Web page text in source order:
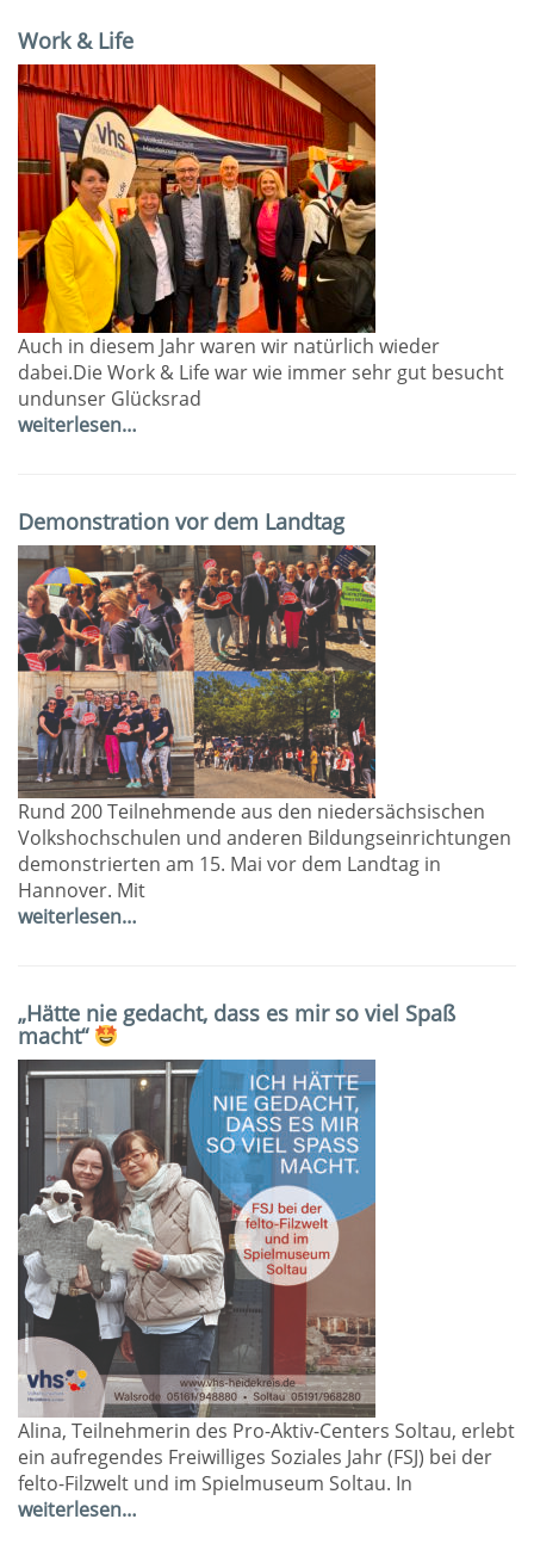
Work & Life
Auch in diesem Jahr waren wir natürlich wieder
dabei.Die Work & Life war wie immer sehr gut besucht
undunser Glücksrad
weiterlesen…
Demonstration vor dem Landtag
Rund 200 Teilnehmende aus den niedersächsischen
Volkshochschulen und anderen Bildungseinrichtungen
demonstrierten am 15. Mai vor dem Landtag in
Hannover. Mit
weiterlesen…
„Hätte nie gedacht, dass es mir so viel Spaß
macht“
Alina, Teilnehmerin des Pro-Aktiv-Centers Soltau, erlebt
ein aufregendes Freiwilliges Soziales Jahr (FSJ) bei der
felto-Filzwelt und im Spielmuseum Soltau. In
weiterlesen…